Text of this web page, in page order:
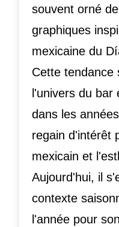
souvent orné
graphiques
mexicaine du
Cette tendance
l'univers du
dans les
regain d'intérêt
mexicain et
Aujourd'hui, il
contexte
l'année pour